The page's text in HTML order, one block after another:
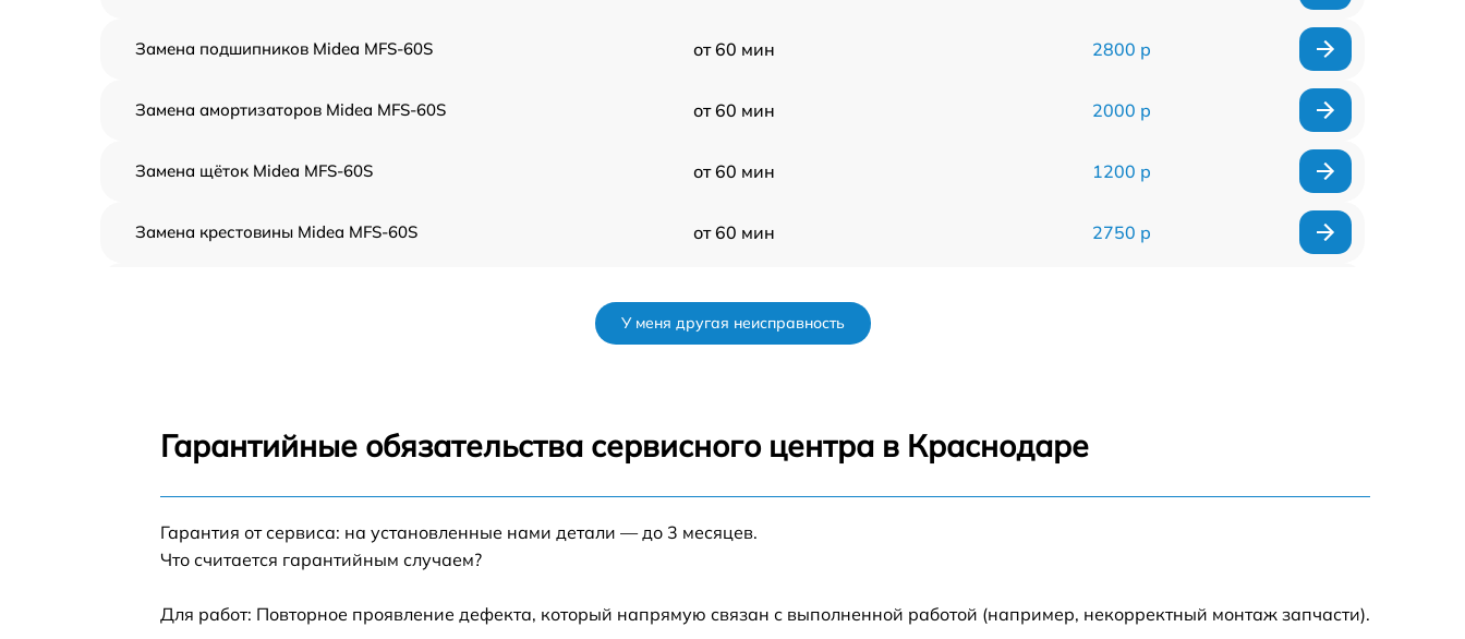
Замена подшипников Midea MFS-60S от 60 мин 2800 р
Замена амортизаторов Midea MFS-60S от 60 мин 2000 р
Замена щёток Midea MFS-60S от 60 мин 1200 р
Замена крестовины Midea MFS-60S от 60 мин 2750 р
Ремонт/замена датчика температуры Midea
Замена УБЛ Midea MFS-60S от 60 мин
60S
У меня другая неисправность
Гарантийные обязательства сервисного центра в Краснодаре
Гарантия от сервиса: на установленные нами детали — до 3 месяцев.
Что считается гарантийным случаем?
Для работ: Повторное проявление дефекта, который напрямую связан с выполненной работой (например, некорректный монтаж запчасти).